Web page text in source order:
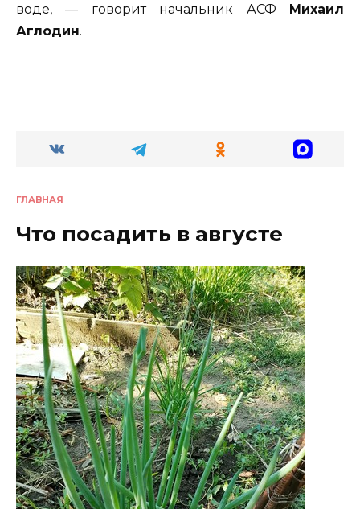
воде, — говорит начальник АСФ Михаил
Аглодин.
ГЛАВНАЯ
Что посадить в августе